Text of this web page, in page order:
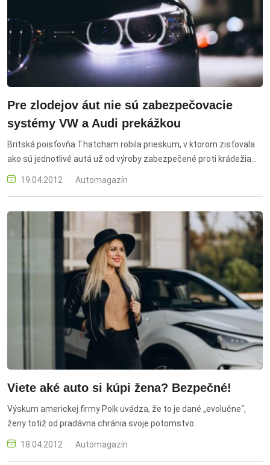
Pre zlodejov áut nie sú zabezpečovacie
systémy VW a Audi prekážkou
Britská poisťovňa Thatcham robila prieskum, v ktorom zisťovala
ako sú jednotlivé autá už od výroby zabezpečené proti krádežiam.
Jej experti hodnotili napríklad obtiažnosť prekonania zámku,
imobilizéry, ochranu zamykania batožinového priestoru, alebo
19.04.2012 Automagazín
Viete aké auto si kúpi žena? Bezpečné!
Výskum americkej firmy Polk uvádza, že to je dané „evolučne“,
ženy totiž od pradávna chránia svoje potomstvo.
18.04.2012 Automagazín